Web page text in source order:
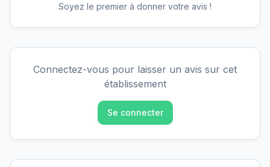
Soyez le premier à donner votre avis !
Connectez-vous pour laisser un avis sur cet
établissement
Se connecter